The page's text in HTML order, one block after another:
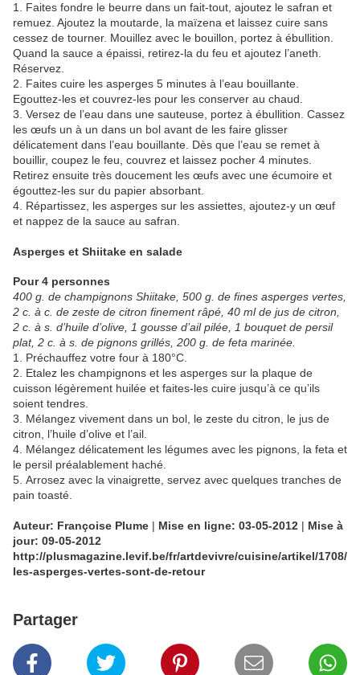
1. Faites fondre le beurre dans un fait-tout, ajoutez le safran et
remuez. Ajoutez la moutarde, la maïzena et laissez cuire sans
cessez de tourner. Mouillez avec le bouillon, portez à ébullition.
Quand la sauce a épaissi, retirez-la du feu et ajoutez l’aneth.
Réservez.
2. Faites cuire les asperges 5 minutes à l’eau bouillante.
Egouttez-les et couvrez-les pour les conserver au chaud.
3. Versez de l’eau dans une sauteuse, portez à ébullition. Cassez
les œufs un à un dans un bol avant de les faire glisser
délicatement dans l’eau bouillante. Dès que l’eau se remet à
bouillir, coupez le feu, couvrez et laissez pocher 4 minutes.
Retirez ensuite très doucement les œufs avec une écumoire et
égouttez-les sur du papier absorbant.
4. Répartissez, les asperges sur les assiettes, ajoutez-y un œuf
et nappez de la sauce au safran.
Asperges et Shiitake en salade
Pour 4 personnes
400 g. de champignons Shiitake, 500 g. de fines asperges vertes,
2 c. à c. de zeste de citron finement râpé, 40 ml de jus de citron,
2 c. à s. d’huile d’olive, 1 gousse d’ail pilée, 1 bouquet de persil
plat, 2 c. à s. de pignons grillés, 200 g. de feta marinée.
1. Préchauffez votre four à 180°C.
2. Etalez les champignons et les asperges sur la plaque de
cuisson légèrement huilée et faites-les cuire jusqu’à ce qu’ils
soient tendres.
3. Mélangez vivement dans un bol, le zeste du citron, le jus de
citron, l’huile d’olive et l’ail.
4. Mélangez délicatement les légumes avec les pignons, la feta et
le persil préalablement haché.
5. Arrosez avec la vinaigrette, servez avec quelques tranches de
pain toasté.
Auteur: Françoise Plume | Mise en ligne: 03-05-2012 | Mise à
jour: 09-05-2012
http://plusmagazine.levif.be/fr/artdevivre/cuisine/artikel/1708/
les-asperges-vertes-sont-de-retour
Partager